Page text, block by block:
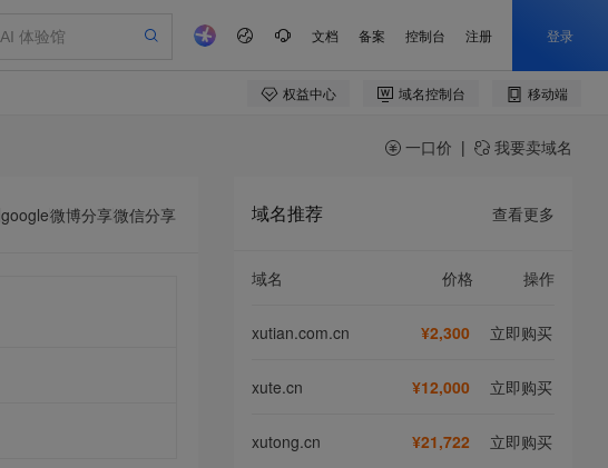
一口价 | 我要卖域名
google微博分享微信分享 域名推荐 查看更多
域名 价格 操作
xutian.com.cn ¥2,300 立即购买
xute.cn ¥12,000 立即购买
xutong.cn ¥21,722 立即购买